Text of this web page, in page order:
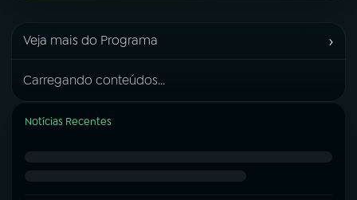
Veja mais do Programa ›
Carregando conteúdos...
Notícias Recentes